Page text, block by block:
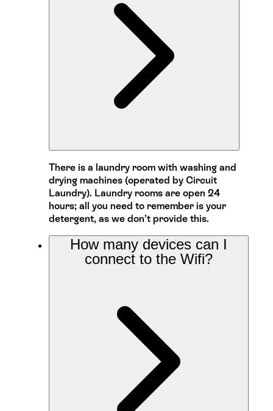
There is a laundry room with washing and
drying machines (operated by Circuit
Laundry). Laundry rooms are open 24
hours; all you need to remember is your
detergent, as we don’t provide this.
How many devices can I
connect to the Wifi?